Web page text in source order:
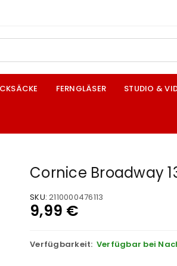
FERNGLÄSER STUDIO &
Cornice Broadway
SKU: 2110000476113
9,99 €
Verfügbarkeit: Verfügbar bei